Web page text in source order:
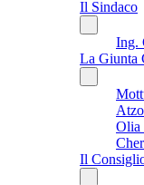
Il Sindaco
Ing.
La Giunta
Olia
Il